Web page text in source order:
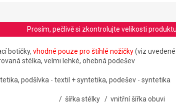
Prosím, pečlivě si zkontrolujte velikosti
botičky, vhodné pouze pro štíhlé nožičky(viz
stélka, velmi lehké, ohebná podešev
podšívka - textil + syntetika, podešev - syntetika
mm: / šířka stélky / vnitřní šířka obuvi